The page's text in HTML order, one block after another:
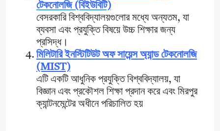
টেকনোলজি (বিইউবিটি)
বেসরকারি বিশ্ববিদ্যালয়গুলোর মধ্যে অন্যতম, যা
ব্যবসা এবং প্রযুক্তি বিষয়ে উচ্চ শিক্ষার জন্য
প্রসিদ্ধ।
মিলিটারি ইনস্টিটিউট অফ সায়েন্স অ্যান্ড টেকনোলজি
(MIST)
এটি একটি আধুনিক প্রযুক্তি বিশ্ববিদ্যালয়, যা
বিজ্ঞান এবং প্রকৌশল শিক্ষা প্রদান করে এবং মিরপুর
ক্যান্টনমেন্টের অধীনে পরিচালিত হয়